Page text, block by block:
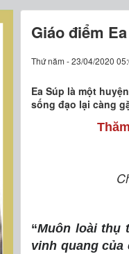
Giáo điểm
Thứ năm - 23/04/2020
Ea Súp là một
sống đạo lại càng
“Muôn loài thụ
vinh quang